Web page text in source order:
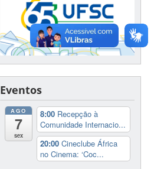
Eventos
AGO
7
sex
8:00 Recepção à
Comunidade Internacio...
20:00Cineclube África
no Cinema: ‘Coc...